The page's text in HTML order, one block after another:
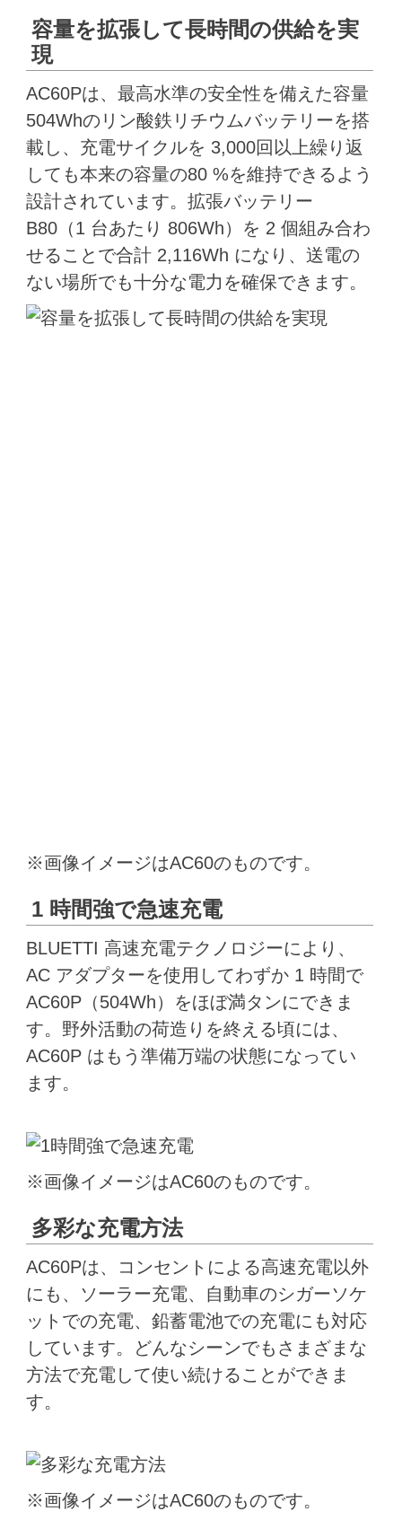
容量を拡張して長時間の供給を実
現
AC60Pは、最高水準の安全性を備えた容量
504Whのリン酸鉄リチウムバッテリーを搭
載し、充電サイクルを 3,000回以上繰り返
しても本来の容量の80 %を維持できるよう
設計されています。拡張バッテリー
B80（1 台あたり 806Wh）を 2 個組み合わ
せることで合計 2,116Wh になり、送電の
ない場所でも十分な電力を確保できます。
※画像イメージはAC60のものです。
1 時間強で急速充電
BLUETTI 高速充電テクノロジーにより、
AC アダプターを使用してわずか 1 時間で
AC60P（504Wh）をほぼ満タンにできま
す。野外活動の荷造りを終える頃には、
AC60P はもう準備万端の状態になってい
ます。
※画像イメージはAC60のものです。
多彩な充電方法
AC60Pは、コンセントによる高速充電以外
にも、ソーラー充電、自動車のシガーソケ
ットでの充電、鉛蓄電池での充電にも対応
しています。どんなシーンでもさまざまな
方法で充電して使い続けることができま
す。
※画像イメージはAC60のものです。